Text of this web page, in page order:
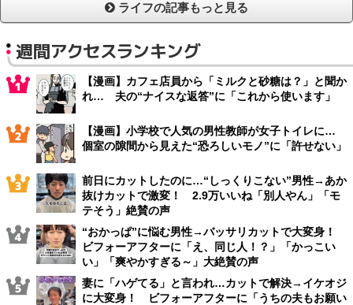
ライフの記事もっと見る
週間アクセスランキング
【漫画】カフェ店員から「ミルクと砂糖は？」と聞か
れ… 夫の“ナイスな返答”に「これから使います」
【漫画】小学校で人気の男性教師が女子トイレに…
個室の隙間から見えた“恐ろしいモノ”に「許せない」
前日にカットしたのに…“しっくりこない”男性→あか
抜けカットで激変！ 2.9万いいね「別人やん」「モ
テそう」絶賛の声
“おかっぱ”に悩む男性→バッサリカットで大変身！
ビフォーアフターに「え、同じ人！？」「かっこい
い」「爽やかすぎる～」大絶賛の声
妻に「ハゲてる」と言われ…カットで解決→イケオジ
に大変身！ ビフォーアフターに「うちの夫もお願い